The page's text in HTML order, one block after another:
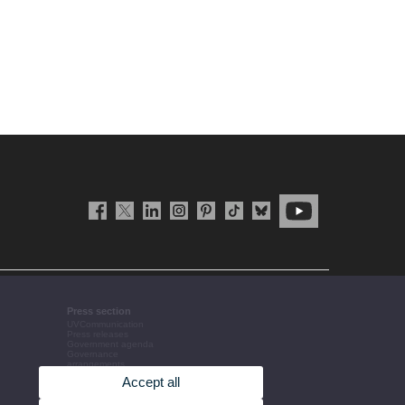
Press section
Corporative information
Accept all